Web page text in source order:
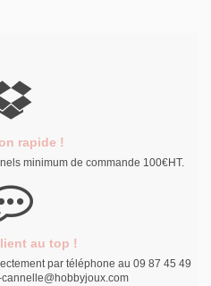
rapide !
minimum de commande 100€HT.
au top !
par téléphone au 09 87 45 49